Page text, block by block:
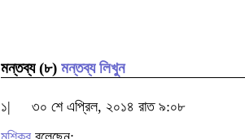
মন্তব্য (৮) মন্তব্য লিখুন
১|
৩০ শে এপ্রিল, ২০১৪ রাত ৯:০৮